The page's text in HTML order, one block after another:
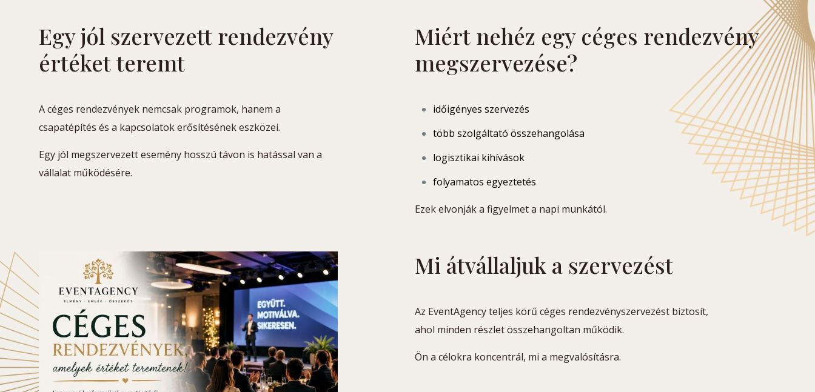
Egy jól szervezett rendezvény
értéket teremt
A céges rendezvények nemcsak programok, hanem a
csapatépítés és a kapcsolatok erősítésének eszközei.
Egy jól megszervezett esemény hosszú távon is hatással van a
vállalat működésére.
Miért nehéz egy céges rendezvény
megszervezése?
időigényes szervezés
több szolgáltató összehangolása
logisztikai kihívások
folyamatos egyeztetés
Ezek elvonják a figyelmet a napi munkától.
Mi átvállaljuk a szervezést
Az EventAgency teljes körű céges rendezvényszervezést biztosít,
ahol minden részlet összehangoltan működik.
Ön a célokra koncentrál, mi a megvalósításra.